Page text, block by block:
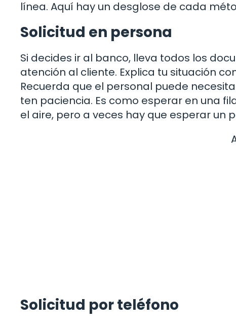
línea. Aquí hay un desglose de cada
Solicitud en persona
Si decides ir al banco, lleva todos los
atención al cliente. Explica tu situación
Recuerda que el personal puede
ten paciencia. Es como esperar en una
el aire, pero a veces hay que esperar un
Solicitud por teléfono